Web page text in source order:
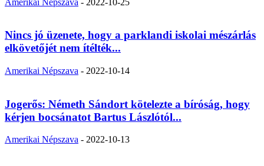
Nincs jó üzenete, hogy a parklandi iskolai mészárlás
elkövetőjét nem ítélték...
Amerikai Népszava - 2022-10-14
Jogerős: Németh Sándort kötelezte a bíróság, hogy
kérjen bocsánatot Bartus Lászlótól...
Amerikai Népszava - 2022-10-13